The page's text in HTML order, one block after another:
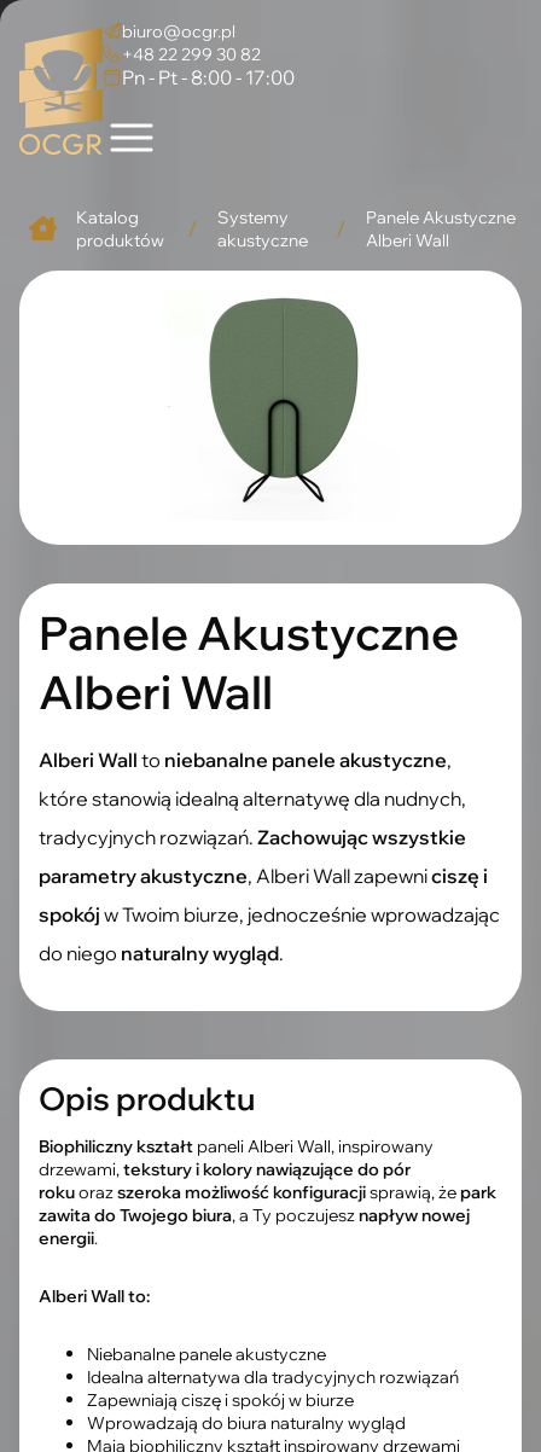
biuro@ocgr.pl
+48 22 299 30 82
Pn - Pt - 8:00 - 17:00
Katalog
produktów
/
Systemy
akustyczne
/
Panele Akustyczne
Alberi Wall
Panele Akustyczne
Alberi Wall
Alberi Wall to niebanalne panele akustyczne,
które stanowią idealną alternatywę dla nudnych,
tradycyjnych rozwiązań. Zachowując wszystkie
parametryakustyczne, Alberi Wallzapewniciszę i
spokój w Twoim biurze, jednocześnie wprowadzając
do niego naturalny wygląd.
Opis produktu
Biophiliczny kształt paneliAlberi Wall, inspirowany
drzewami,tekstury i kolory nawiązujące do pór
rokuorazszeroka możliwość konfiguracjisprawią, żepark
zawita do Twojego biura, a Ty poczujesznapływ nowej
energii.
Alberi Wallto:
Niebanalne paneleakustyczne
Idealna alternatywa dla tradycyjnych rozwiązań
Zapewniają ciszę i spokój w biurze
Wprowadzają do biura naturalny wygląd
Mają biophiliczny kształt inspirowany drzewami